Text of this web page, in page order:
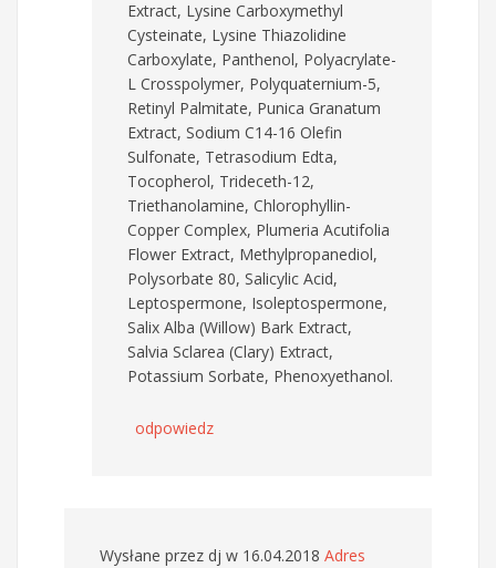
Extract, Lysine Carboxymethyl
Cysteinate, Lysine Thiazolidine
Carboxylate, Panthenol, Polyacrylate-
L Crosspolymer, Polyquaternium-5,
Retinyl Palmitate, Punica Granatum
Extract, Sodium C14-16 Olefin
Sulfonate, Tetrasodium Edta,
Tocopherol, Trideceth-12,
Triethanolamine, Chlorophyllin-
Copper Complex, Plumeria Acutifolia
Flower Extract, Methylpropanediol,
Polysorbate 80, Salicylic Acid,
Leptospermone, Isoleptospermone,
Salix Alba (Willow) Bark Extract,
Salvia Sclarea (Clary) Extract,
Potassium Sorbate, Phenoxyethanol.
odpowiedz
Wysłane przez dj w 16.04.2018 Adres